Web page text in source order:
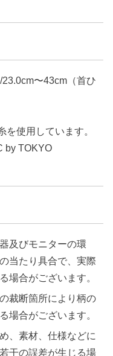
〜43cm（首ひ
使用しています。
by TOKYO
及びモニターの環
当たり具合で、実際
場合がございます。
裁断箇所により柄の
場合がございます。
、素材、仕様などに
干の誤差が生じる場